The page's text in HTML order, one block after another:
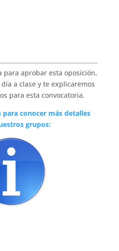
para aprobar esta oposición,
a clase y te explicaremos
para esta convocatoria.
para conocer más detalles
grupos: